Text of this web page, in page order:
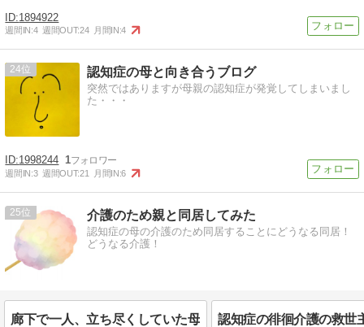
1894922
週間IN:4 週間OUT:24 月間IN:4
24 認知症の母と向き合うブログ
突然ではありますが母親の認知症が発覚してしまいまし
た・・・
1998244 1
週間IN:3 週間OUT:21 月間IN:6
25 介護のため親と同居してみた
認知症の母の介護のため同居することにどうなる同居！
どうなる介護！
廊下で一人、立ち尽くしていた母 認知症の徘徊介護の救世